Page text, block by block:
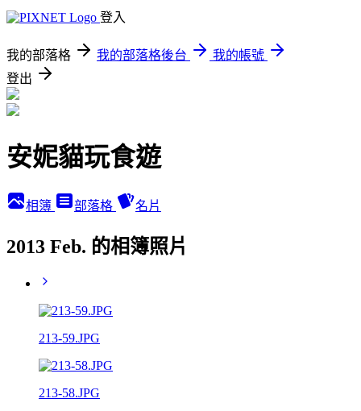
登入
我的部落格 我的部落格後台
我的帳號
登出
安妮貓玩食遊
相簿 部落格 名片
2013 Feb. 的相簿照片
213-59.JPG
213-58.JPG